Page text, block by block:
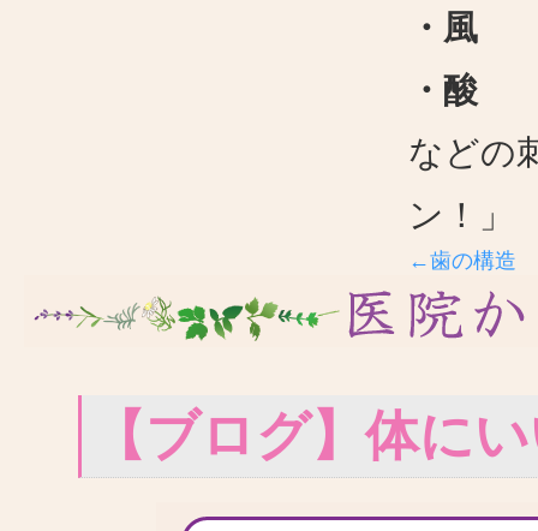
・風
・酸
などの
ン！」
←歯の構造
【ブログ】体に